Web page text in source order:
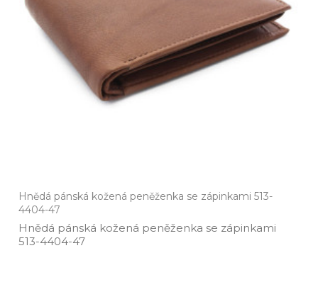
Hnědá pánská kožená peněženka se zápinkami 513-
4404-47
Hnědá pánská kožená peněženka se zápinkami
513­-4404­-47